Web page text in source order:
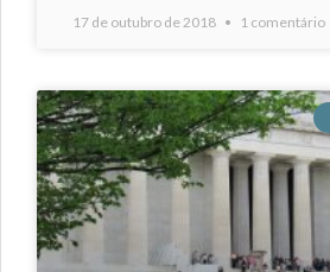
17 de outubro de 2018 1 comentário